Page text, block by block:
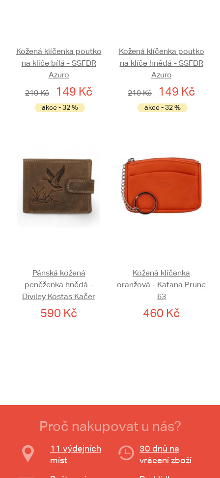
Kožená klíčenka poutko
na klíče bílá - SSFDR
Azuro
219 Kč
149 Kč
akce - 32 %
Kožená klíčenka poutko
na klíče hnědá - SSFDR
Azuro
219 Kč
149 Kč
akce - 32 %
Pánská kožená
peněženka hnědá -
Diviley Kostas Kačer
590 Kč
Kožená klíčenka
oranžová - Katana Prune
63
460 Kč
Proč nakupovat u nás?
11 výdejních
míst
30 dnů na
vrácení zboží